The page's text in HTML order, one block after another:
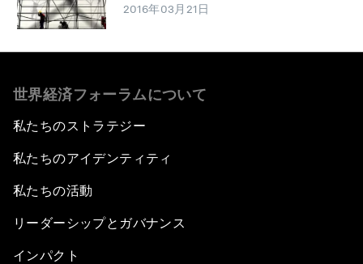
2016年03月21日
世界経済フォーラムについて
私たちのストラテジー
私たちのアイデンティティ
私たちの活動
リーダーシップとガバナンス
インパクト